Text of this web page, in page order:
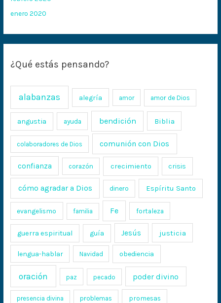
enero 2020
¿Qué estás pensando?
alabanzas alegría amor amor de Dios
angustia ayuda bendición Biblia
colaboradores de Dios comunión con Dios
confianza corazón crecimiento crisis
cómo agradar a Dios dinero Espíritu Santo
evangelismo familia Fe fortaleza
guerra espiritual guía Jesús justicia
lengua-hablar Navidad obediencia
oración paz pecado poder divino
presencia divina problemas promesas